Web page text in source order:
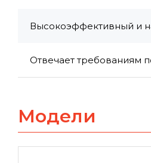
Высокоэффективный и
Отвечает требованиям
Модели